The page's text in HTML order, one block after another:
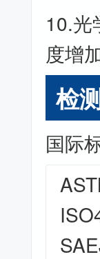
10.光
度增
检
国际